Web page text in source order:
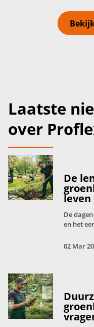
Laatste
over
De
leven
De
en het
02 Mar